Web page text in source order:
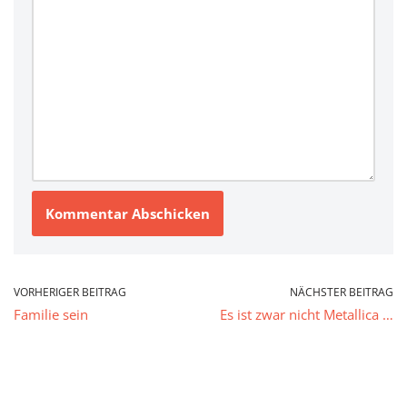
VORHERIGER BEITRAG
Familie sein
NÄCHSTER BEITRAG
Es ist zwar nicht Metallica …